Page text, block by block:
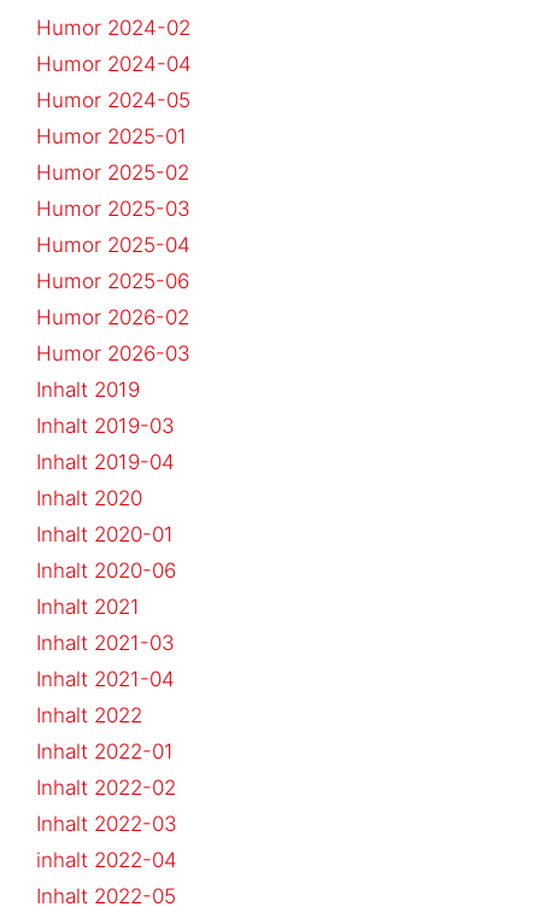
Humor 2024-02
Humor 2024-04
Humor 2024-05
Humor 2025-01
Humor 2025-02
Humor 2025-03
Humor 2025-04
Humor 2025-06
Humor 2026-02
Humor 2026-03
Inhalt 2019
Inhalt 2019-03
Inhalt 2019-04
Inhalt 2020
Inhalt 2020-01
Inhalt 2020-06
Inhalt 2021
Inhalt 2021-03
Inhalt 2021-04
Inhalt 2022
Inhalt 2022-01
Inhalt 2022-02
Inhalt 2022-03
inhalt 2022-04
Inhalt 2022-05